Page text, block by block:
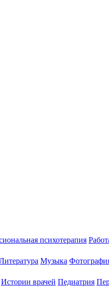
психотерапия
Музыка
Истории врачей Педиатрия